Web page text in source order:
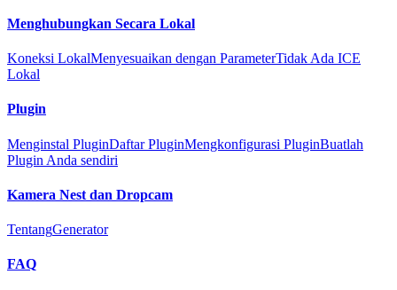
Menghubungkan Secara Lokal
Koneksi LokalMenyesuaikan dengan ParameterTidak Ada ICE
Lokal
Plugin
Menginstal PluginDaftar PluginMengkonfigurasi PluginBuatlah
Plugin Anda sendiri
Kamera Nest dan Dropcam
TentangGenerator
FAQ